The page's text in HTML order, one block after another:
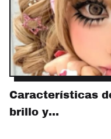
Características
brillo y…